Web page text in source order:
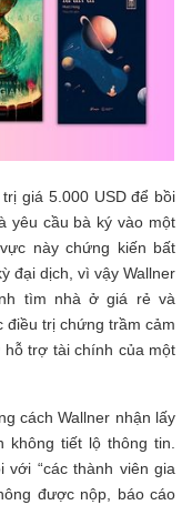
giá 5.000 USD để bồi
yêu cầu bà ký vào một
này chứng kiến ​​bất
đại dịch, vì vậy Wallner
tìm nhà ở giá rẻ và
điều trị chứng trầm cảm
trợ tài chính của một
cách Wallner nhận lấy
không tiết lộ thông tin.
với “các thành viên gia
được nộp, báo cáo